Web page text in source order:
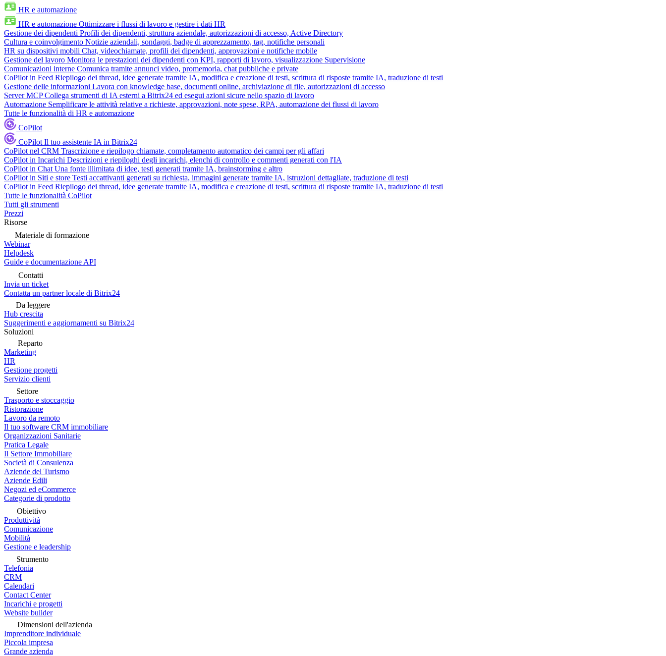
HR e automazione
HR e automazione Ottimizzare i flussi di lavoro e gestire i dati HR
Gestione dei dipendenti Profili dei dipendenti, struttura aziendale, autorizzazioni di accesso, Active Directory
Cultura e coinvolgimento Notizie aziendali, sondaggi, badge di apprezzamento, tag, notifiche personali
HR su dispositivi mobili Chat, videochiamate, profili dei dipendenti, approvazioni e notifiche mobile
Gestione del lavoro Monitora le prestazioni dei dipendenti con KPI, rapporti di lavoro, visualizzazione Supervisione
Comunicazioni interne Comunica tramite annunci video, promemoria, chat pubbliche e private
CoPilot in Feed Riepilogo dei thread, idee generate tramite IA, modifica e creazione di testi, scrittura di risposte tramite IA, traduzione di testi
Gestione delle informazioni Lavora con knowledge base, documenti online, archiviazione di file, autorizzazioni di accesso
Server MCP Collega strumenti di IA esterni a Bitrix24 ed esegui azioni sicure nello spazio di lavoro
Automazione Semplificare le attività relative a richieste, approvazioni, note spese, RPA, automazione dei flussi di lavoro
Tutte le funzionalità di HR e automazione
CoPilot
CoPilot Il tuo assistente IA in Bitrix24
CoPilot nel CRM Trascrizione e riepilogo chiamate, completamento automatico dei campi per gli affari
CoPilot in Incarichi Descrizioni e riepiloghi degli incarichi, elenchi di controllo e commenti generati con l'IA
CoPilot in Chat Una fonte illimitata di idee, testi generati tramite IA, brainstorming e altro
CoPilot in Siti e store Testi accattivanti generati su richiesta, immagini generate tramite IA, istruzioni dettagliate, traduzione di testi
CoPilot in Feed Riepilogo dei thread, idee generate tramite IA, modifica e creazione di testi, scrittura di risposte tramite IA, traduzione di testi
Tutte le funzionalità CoPilot
Tutti gli strumenti
Prezzi
Risorse
Materiale di formazione
Webinar
Helpdesk
Guide e documentazione API
Contatti
Invia un ticket
Contatta un partner locale di Bitrix24
Da leggere
Hub crescita
Suggerimenti e aggiornamenti su Bitrix24
Soluzioni
Reparto
Marketing
HR
Gestione progetti
Servizio clienti
Settore
Trasporto e stoccaggio
Ristorazione
Lavoro da remoto
Il tuo software CRM immobiliare
Organizzazioni Sanitarie
Pratica Legale
Il Settore Immobiliare
Società di Consulenza
Aziende del Turismo
Aziende Edili
Negozi ed eCommerce
Categorie di prodotto
Obiettivo
Produttività
Comunicazione
Mobilità
Gestione e leadership
Strumento
Telefonia
CRM
Calendari
Contact Center
Incarichi e progetti
Website builder
Dimensioni dell'azienda
Imprenditore individuale
Piccola impresa
Grande azienda